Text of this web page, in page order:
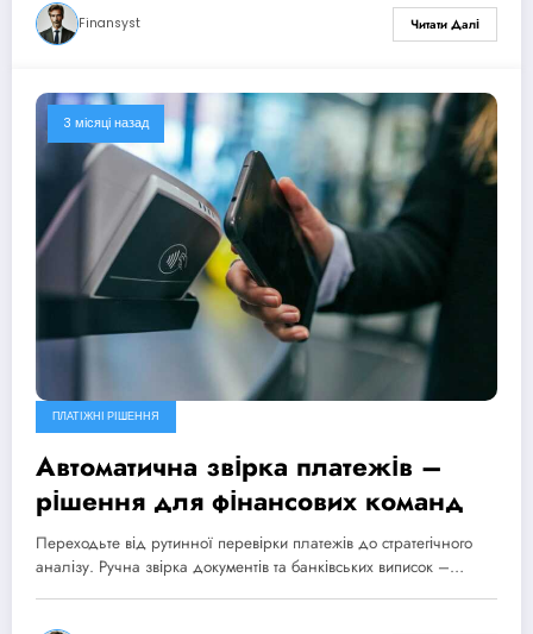
Finansyst Читати Далі
3 місяці назад
ПЛАТІЖНІ РІШЕННЯ
Автоматична звірка платежів –
рішення для фінансових команд
Переходьте від рутинної перевірки платежів до стратегічного
аналізу. Ручна звірка документів та банківських виписок –…